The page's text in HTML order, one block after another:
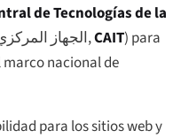
de Tecnologías de la
الجهاز,CAIT) para
nacional de
para los sitios web y